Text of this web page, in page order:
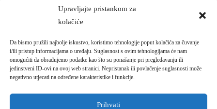
Upravljajte pristankom za
kolačiće
Da bismo pružili najbolje iskustvo, koristimo tehnologije poput kolačića za čuvanje
i/ili pristup informacijama o uređaju. Suglasnost s ovim tehnologijama će nam
omogućiti da obrađujemo podatke kao što su ponašanje pri pregledavanju ili
jedinstveni ID-ovi na ovoj web stranici. Nepristanak ili povlačenje suglasnosti može
negativno utjecati na određene karakteristike i funkcije.
Prihvati
Rtina, Croatia
€ 180.000
Prodaja – Četverosobni stan – Jadranovo –
Crikvenica – 73m2
Ulica Ivani, Jadranovo, Croatia